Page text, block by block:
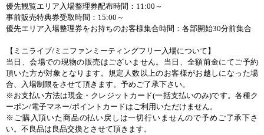
優先観覧エリア入場整理券配布時間： 11:00 ～
事前販売特典券受取時間： 15:00 ～
優先エリア入場整理券をお持ちのお客様集合時間：各部開始30分前集合
【ミニライブ/ ミニファンミーティングフリー入場について】
当日、会場での現物の販売はございません。当日、全額前金にてご予約
頂いた方が対象となります。規定人数以上のお客様がお越しになった場
合、入場制限をさせて頂きます。予めご了承下さい。
※お支払い方法は現金・クレジットカード(一括支払いのみ)です。各種ク
ーポン/電子マネー/ポイントカードはご利用いただけません。
※ご購入頂いた商品の払い戻しは一切行いませんので予めご了承下さ
い。不良品は良品交換とさせて頂きます。